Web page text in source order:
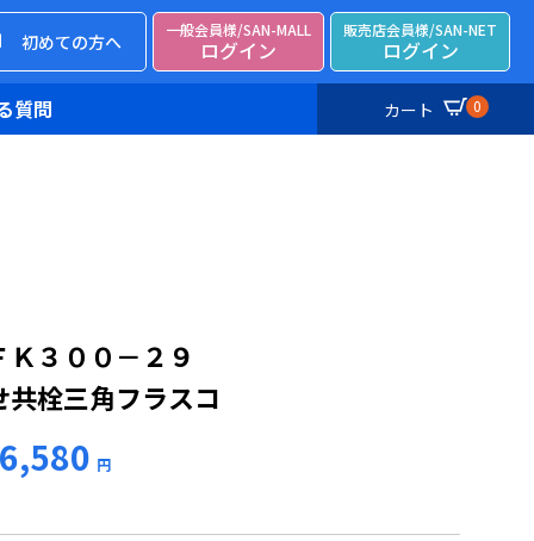
初めての方へ
一般会員様/SAN-MALL
ログイン
販売店会員様/SAN-NET
ログイン
カート 0
質問
３００－２９
栓三角フラスコ
円